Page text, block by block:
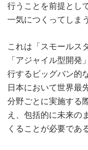
行うことを前提とし
一気につくってしま
これは「スモールス
「アジャイル型開
行するビッグバン的
日本において世界最
分野ごとに実施する
え、包括的に未来の
くることが必要であ